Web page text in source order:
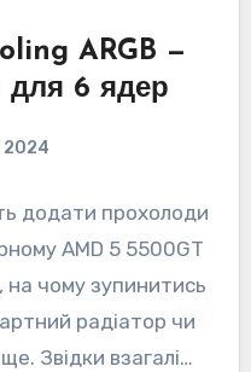
ARGB —
для 6 ядер
2024
додати прохолоди
AMD 5 5500GT
на чому зупинитись
радіатор чи
Звідки взагалі